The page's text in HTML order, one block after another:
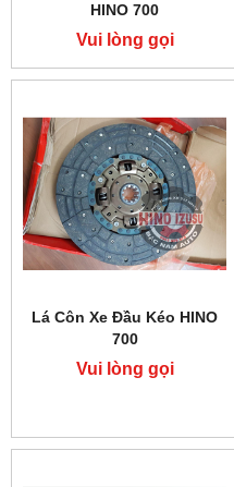
HINO 700
Vui lòng gọi
Lá Côn Xe Đầu Kéo HINO
700
Vui lòng gọi